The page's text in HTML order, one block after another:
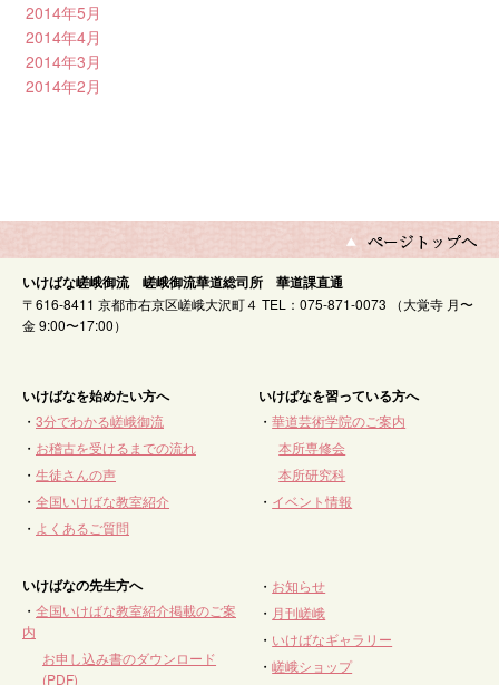
2014年5月
2014年4月
2014年3月
2014年2月
いけばな嵯峨御流 嵯峨御流華道総司所 華道課直通
〒616-8411 京都市右京区嵯峨大沢町４ TEL：075-871-0073 （大覚寺 月〜
金 9:00〜17:00）
いけばなを始めたい方へ
・ 3分でわかる嵯峨御流
・ お稽古を受けるまでの流れ
・ 生徒さんの声
・ 全国いけばな教室紹介
・ よくあるご質問
いけばなを習っている方へ
・華道芸術学院のご案内
本所専修会
本所研究科
・ イベント情報
いけばなの先生方へ
・ 全国いけばな教室紹介掲載のご案
内
お申し込み書のダウンロード
(PDF)
・ お知らせ
・ 月刊嵯峨
・ いけばなギャラリー
・嵯峨ショップ